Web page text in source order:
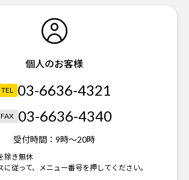
個人のお客様
TEL 03-6636-4321
FAX 03-6636-4340
受付時間： 9時～20時
除き無休
従って、メニュー番号を押してください。